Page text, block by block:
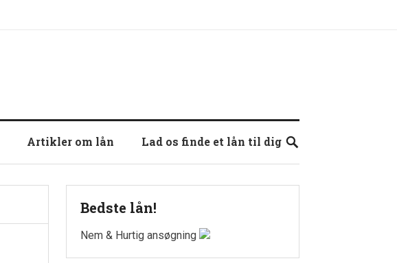
Artikler om lån Lad os finde et lån til dig
Bedste lån!
Nem & Hurtig ansøgning